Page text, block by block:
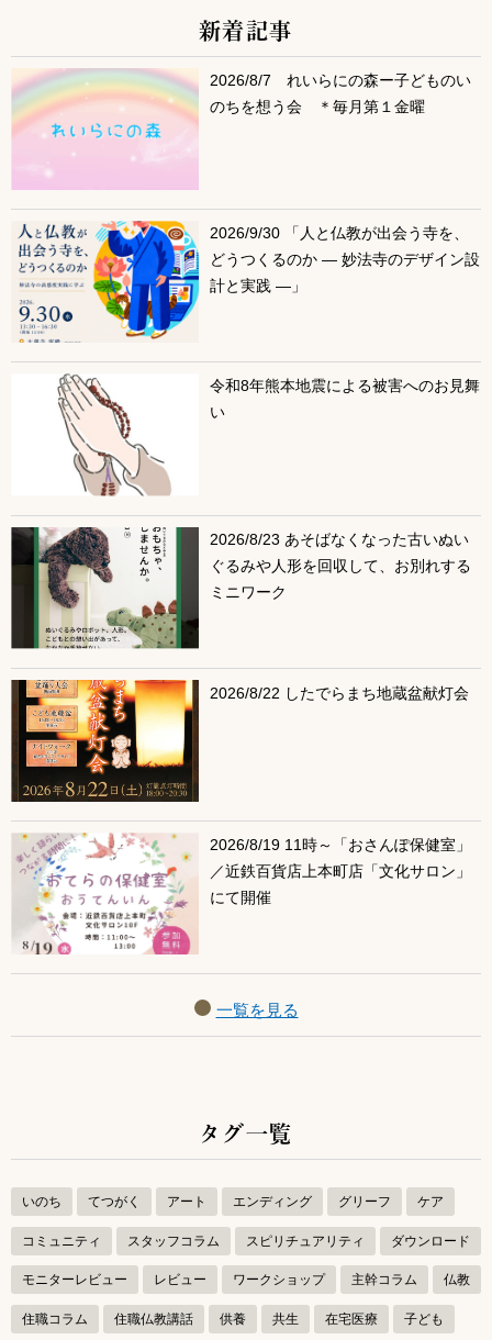
サブコンテンツ
新着記事
2026/8/7 れいらにの森ー子どものい
のちを想う会 ＊毎月第１金曜
2026/9/30 「人と仏教が出会う寺を、
どうつくるのか ― 妙法寺のデザイン設
計と実践 ―」
令和8年熊本地震による被害へのお見舞
い
2026/8/23 あそばなくなった古いぬい
ぐるみや人形を回収して、お別れする
ミニワーク
2026/8/22 したでらまち地蔵盆献灯会
2026/8/19 11時～「おさんぽ保健室」
／近鉄百貨店上本町店「文化サロン」
にて開催
一覧を見る
タグ一覧
いのち てつがく アート エンディング グリーフ ケア
コミュニティ スタッフコラム スピリチュアリティ ダウンロード
モニターレビュー レビュー ワークショップ 主幹コラム 仏教
住職コラム 住職仏教講話 供養 共生 在宅医療 子ども